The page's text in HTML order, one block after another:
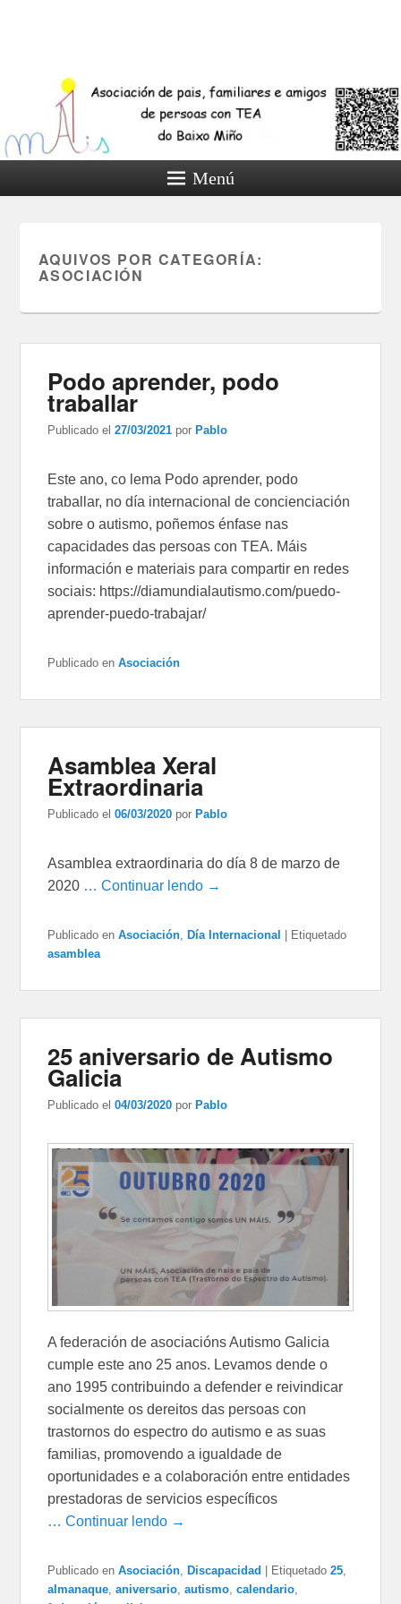
Menú
AQUIVOS POR CATEGORÍA:
ASOCIACIÓN
Podo aprender, podo
traballar
Publicado el27/03/2021 por Pablo
Este ano, co lema Podo aprender, podo
traballar, no día internacional de concienciación
sobre o autismo, poñemos énfase nas
capacidades das persoas con TEA. Máis
información e materiais para compartir en redes
sociais: https://diamundialautismo.com/puedo-
aprender-puedo-trabajar/
Publicado en Asociación
Asamblea Xeral
Extraordinaria
Publicado el06/03/2020 por Pablo
Asamblea extraordinaria do día 8 de marzo de
2020 … Continuar lendo →
Publicado en Asociación Día Internacional
Etiquetado
asamblea
25 aniversario de Autismo
Galicia
Publicado el04/03/2020 por Pablo
A federación de asociacións Autismo Galicia
cumple este ano 25 anos. Levamos dende o
ano 1995 contribuindo a defender e reivindicar
socialmente os dereitos das persoas con
trastornos do espectro do autismo e as suas
familias, promovendo a igualdade de
oportunidades e a colaboración entre entidades
prestadoras de servicios específicos
… Continuar lendo →
Publicado en Asociación, Discapacidad Etiquetado 25,
almanaque,aniversario,autismo,calendario,